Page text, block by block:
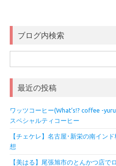
ブログ内検索
索:
最近の投稿
ワッツコーヒー(What’s!? coffee -
スペシャルティコーヒー
【チェケレ】名古屋･新栄の南イン
想
【美はる】尾張旭市のとんかつ店で